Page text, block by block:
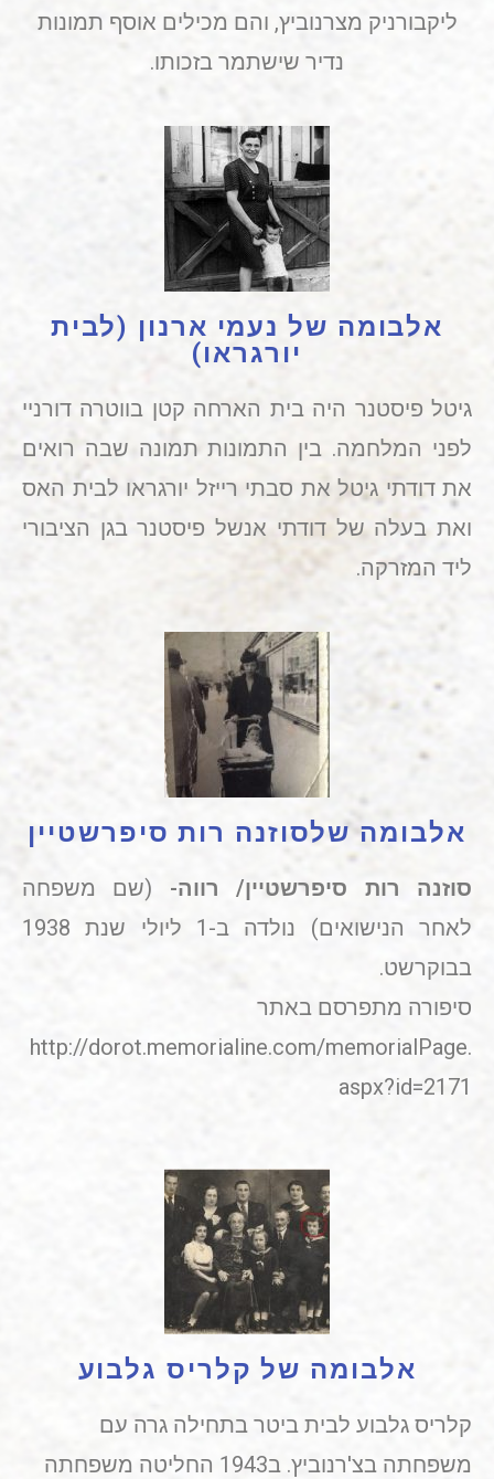
ליקבורניק מצרנוביץ, והם מכילים אוסף תמונות
נדיר שישתמר בזכותו.
אלבומה של נעמי ארנון (לבית
יורגראו)
גיטל פיסטנר היה בית הארחה קטן בווטרה דורניי
לפני המלחמה. בין התמונות תמונה שבה רואים
את דודתי גיטל את סבתי רייזל יורגראו לבית האס
ואת בעלה של דודתי אנשל פיסטנר בגן הציבורי
ליד המזרקה.
אלבומה שלסוזנה רות סיפרשטיין
סוזנה רות סיפרשטיין/ רווה- (שם משפחה
לאחר הנישואים) נולדה ב-1 ליולי שנת 1938
בבוקרשט.
סיפורה מתפרסם באתר
http://dorot.memorialine.com/memorialPage.
aspx?id=2171
אלבומה של קלריס גלבוע
קלריס גלבוע לבית ביטר בתחילה גרה עם
משפחתה בצ'רנוביץ. ב1943 החליטה משפחתה